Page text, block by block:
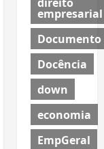
empresarial
Documento
Docência
down
economia
EmpGeral